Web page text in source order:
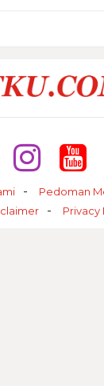
Pedoman
Privacy